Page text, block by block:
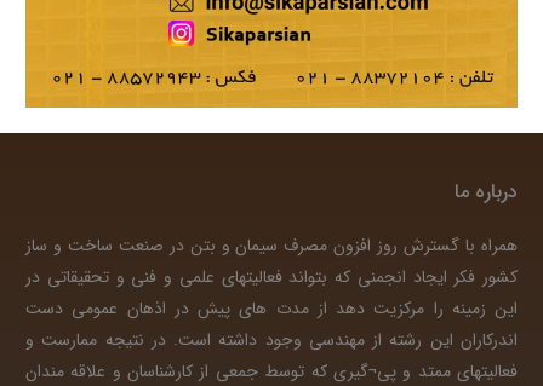
درباره ما
همراه با گسترش روز افزون مصرف سیمان و بتن در صنعت ساخت و ساز
کشور فکر ایجاد انجمنی که بتواند فعالیتهای علمی و فنی و تحقیقاتی در
این زمینه را مرکزیت دهد از مدت های پیش در اذهان عمومی دست
اندرکاران این رشته از مهندسی وجود داشته است. در نتیجه ممارست و
فعالیتهای ممتد و پی¬گیری که توسط جمعی از کارشناسان و علاقه مندان